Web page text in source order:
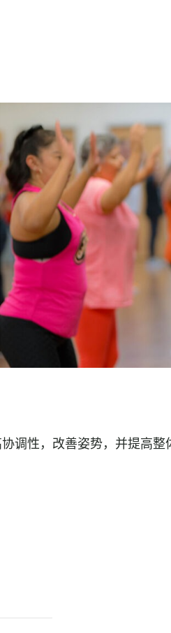
调性，改善姿势，并提高整